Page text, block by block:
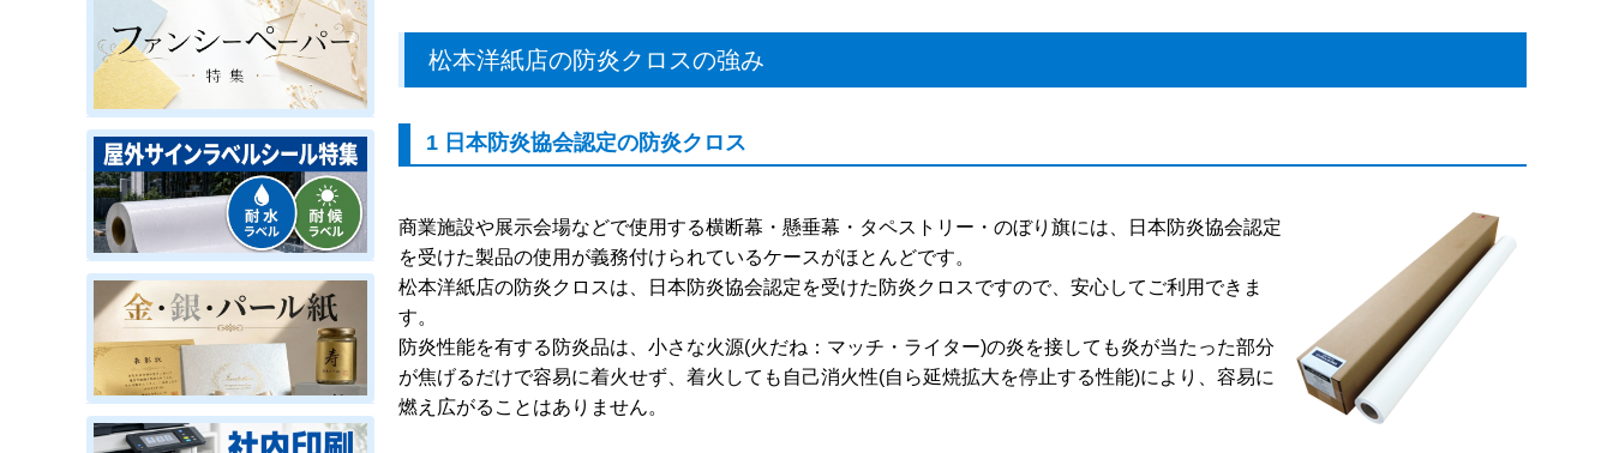
松本洋紙店の防炎クロスの強み
1 日本防炎協会認定の防炎クロス
商業施設や展示会場などで使用する横断幕・懸垂幕・タペストリー・のぼり旗には、日本防炎協会認定
を受けた製品の使用が義務付けられているケースがほとんどです。
松本洋紙店の防炎クロスは、日本防炎協会認定を受けた防炎クロスですので、安心してご利用できま
す。
防炎性能を有する防炎品は、小さな火源(火だね：マッチ・ライター)の炎を接しても炎が当たった部分
が焦げるだけで容易に着火せず、着火しても自己消火性(自ら延焼拡大を停止する性能)により、容易に
燃え広がることはありません。